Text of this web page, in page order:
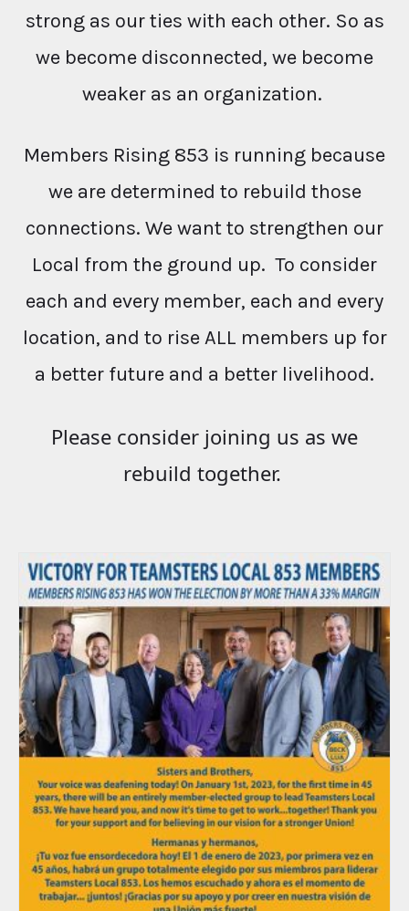
strong as our ties with each other. So as
we become disconnected, we become
weaker as an organization.
Members Rising 853 is running because
we are determined to rebuild those
connections. We want to strengthen our
Local from the ground up. To consider
each and every member, each and every
location, and to rise ALL members up for
a better future and a better livelihood.
Please consider joining us as we
rebuild together.